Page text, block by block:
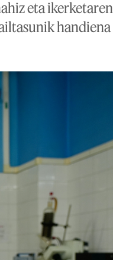
eta ikerketaren
handiena